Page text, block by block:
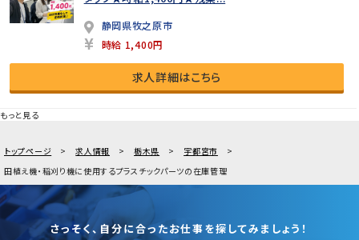
静岡県牧之原市
時給 1,400円
求人詳細はこちら
もっと見る
トップページ 求人情報 栃木県
宇都宮市
田植え機・稲刈り機に使用するプラスチックパーツの在庫管理
さっそく、自分に合ったお仕事を探してみましょう！